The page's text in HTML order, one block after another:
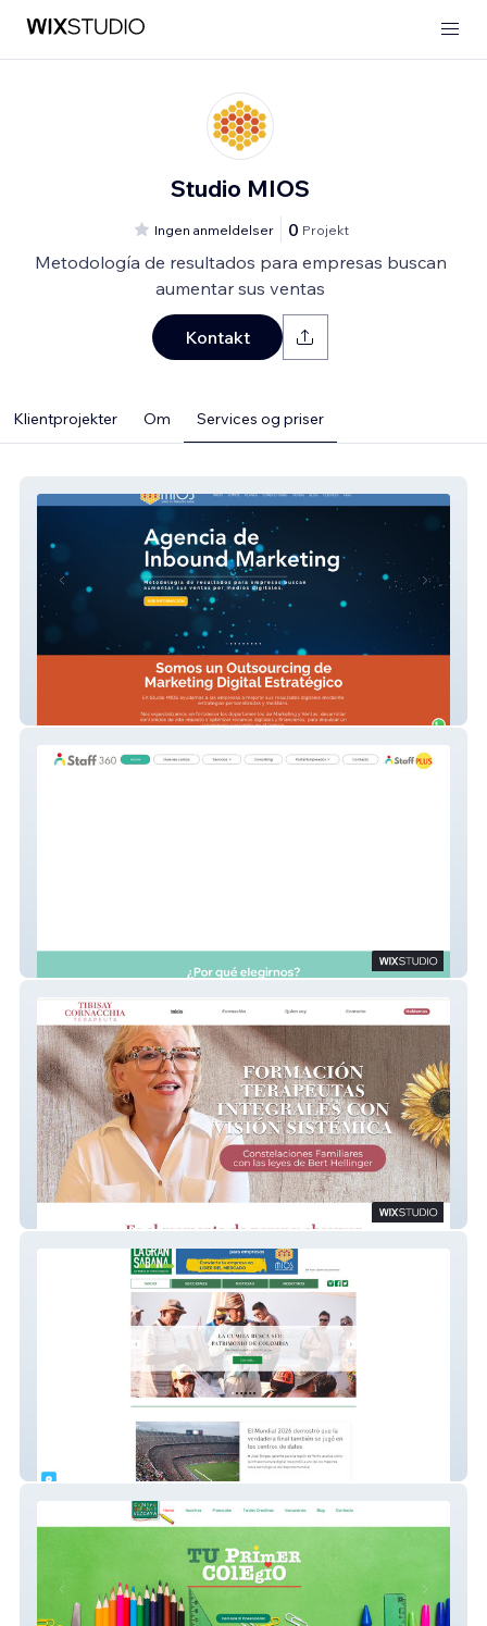
Studio MIOS
Ingen anmeldelser 0 Projekt
Metodología de resultados para empresas buscan
aumentar sus ventas
Kontakt
Klientprojekter Om Services og priser
Revista La Gran Sabana